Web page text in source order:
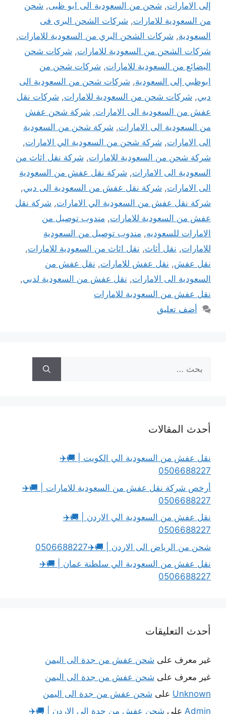
إلى الامارات, شحن من السعودية الى ابو ظبى, شحن
من السعودية للامارات, شركات الشحن البرى فى
السعودية, شركات الشحن البري من السعودية للامارات,
شركات الشحن من السعودية للامارات, شركات شحن
البضائع من السعودية للامارات, شركات شحن من
ابوظبي إلى السعودية, شركات شحن من السعودية الى
دبي, شركات شحن من السعودية للامارات, شركات نقل
عفش من السعودية الى الامارات, شركة شحن عفش
من السعودية الى الامارات, شركة شحن من السعودية
الى الامارات, شركة شحن من السعودية الي الامارات,
شركة شحن من السعودية للامارات, شركة نقل اثاث من
السعودية الى الامارات, شركة نقل عفش من السعودية
الى الامارات, شركة نقل عفش من السعودية الى دبي,
شركة نقل عفش من السعودية الي الامارات, شركة نقل
عفش من السعودية للامارات, مندوب توصيل من
الامارات للسعوديه, مندوب توصيل من السعودية
للامارات, نقل أثاث, نقل اثاث من السعودية للامارات,
نقل عفش, نقل عفش للامارات, نقل عفش من
السعودية الى الامارات, نقل عفش من السعودية لدبي,
نقل عفش من السعودية للامارات
أضف تعليق
عن:
أحدث المقالات
نقل عفش من السعودية الي الكويت | 🚚✈️
0506688227
أرخص شركة نقل عفش من السعودية للامارات | 🚚✈️
0506688227
نقل عفش من السعودية الي الاردن | 🚚✈️
0506688227
شحن من الرياض الى الاردن | 🚚✈️0506688227
نقل عفش من السعودية الي سلطنة عمان | 🚚✈️
0506688227
أحدث التعليقات
غير معرف على شحن عفش من جدة الى اليمن
غير معرف على شحن عفش من جدة الى اليمن
Unknown على شحن عفش من جدة الى اليمن
Admin على شحن عفش من جدة الى الاردن | 🚚✈️